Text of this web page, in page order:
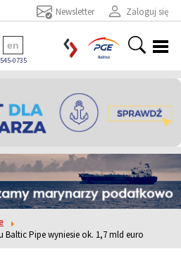
Zaloguj się
Newsletter
0735
en
Pipe wyniesie ok. 1,7 mld euro